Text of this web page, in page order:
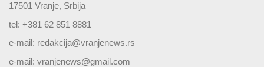
17501 Vranje, Srbija
tel: +381 62 851 8881
e-mail: redakcija@vranjenews.rs
e-mail: vranjenews@gmail.com